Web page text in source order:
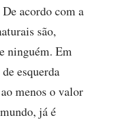
acordo com a
são,
ninguém. Em
esquerda
menos o valor
já é